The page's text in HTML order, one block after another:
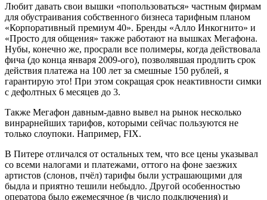
Любит давать свои вышки «попользоваться» частным фирмам
для обустраивания собственного бизнеса тарифным планом
«Корпоративный премиум 40». Бренды «Алло Инкогнито» и
«Просто для общения» также работают на вышках Мегафона.
Нубы, конечно же, просрали все полимеры, когда действовала
фича (до конца января 2009-ого), позволявшая продлить срок
действия платежа на 100 лет за смешные 150 рублей, я
гарантирую это! При этом сокращая срок неактивности симки
с дефолтных 6 месяцев до 3.
Также Мегафон давным-давно вывел на рынок несколько
винрарнейших тарифов, которыми сейчас пользуются не
только слоупоки. Например, FIX.
В Питере отличался от остальных тем, что все цены указывал
со всеми налогами и платежами, оттого на фоне заезжих
артистов (слонов, пчёл) тарифы были устрашающими для
быдла и приятно тешили небыдло. Другой особенностью
оператора было ежемесячное (в число подключения) и